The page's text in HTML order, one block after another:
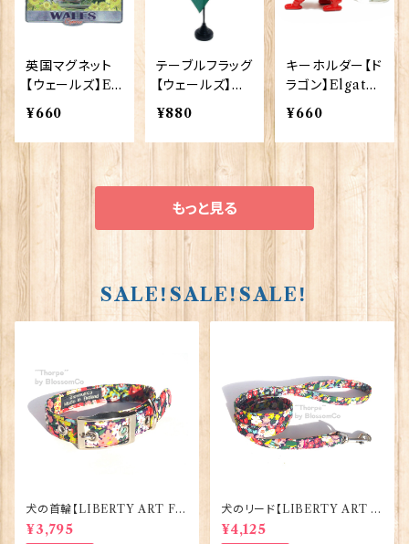
英国マグネット
【ウェールズ】El
gate Products
90030
¥660
テーブルフラッグ
【ウェールズ】W
orldwide Flag
s 90024-WA
¥880
キーホルダー【ド
ラゴン】Elgate
Products 900
21-H（64831）
¥660
もっと見る
SALE！SALE！SALE！
犬の首輪【LIBERTY ART FA
BRIC=Thorpe】BlossomCo
90295
¥3,795
犬のリード【LIBERTY ART F
ABRIC=Thorpe】BlossomC
o 90294
¥4,125